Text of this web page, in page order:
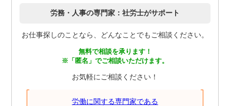
労務・人事の専門家：社労士がサポート
お仕事探しのことなら、どんなことでもご相談ください。
無料で相談を承ります！
※「匿名」でご相談いただけます。
お気軽にご相談ください！
労働に関する専門家である